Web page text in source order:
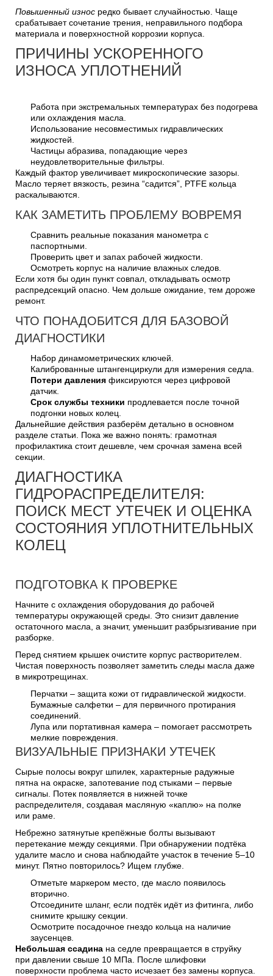
Повышенный износ редко бывает случайностью. Чаще
срабатывает сочетание трения, неправильного подбора
материала и поверхностной коррозии корпуса.
ПРИЧИНЫ УСКОРЕННОГО
ИЗНОСА УПЛОТНЕНИЙ
Работа при экстремальных температурах без подогрева
или охлаждения масла.
Использование несовместимых гидравлических
жидкостей.
Частицы абразива, попадающие через
неудовлетворительные фильтры.
Каждый фактор увеличивает микроскопические зазоры.
Масло теряет вязкость, резина “садится”, PTFE кольца
раскалываются.
КАК ЗАМЕТИТЬ ПРОБЛЕМУ ВОВРЕМЯ
Сравнить реальные показания манометра с
паспортными.
Проверить цвет и запах рабочей жидкости.
Осмотреть корпус на наличие влажных следов.
Если хотя бы один пункт совпал, откладывать осмотр
распредсекций опасно. Чем дольше ожидание, тем дороже
ремонт.
ЧТО ПОНАДОБИТСЯ ДЛЯ БАЗОВОЙ
ДИАГНОСТИКИ
Набор динамометрических ключей.
Калиброванные штангенциркули для измерения седла.
Потери давления фиксируются через цифровой
датчик.
Срок службы техники продлевается после точной
подгонки новых колец.
Дальнейшие действия разберём детально в основном
разделе статьи. Пока же важно понять: грамотная
профилактика стоит дешевле, чем срочная замена всей
секции.
ДИАГНОСТИКА
ГИДРОРАСПРЕДЕЛИТЕЛЯ:
ПОИСК МЕСТ УТЕЧЕК И ОЦЕНКА
СОСТОЯНИЯ УПЛОТНИТЕЛЬНЫХ
КОЛЕЦ
ПОДГОТОВКА К ПРОВЕРКЕ
Начните с охлаждения оборудования до рабочей
температуры окружающей среды. Это снизит давление
остаточного масла, а значит, уменьшит разбрызгивание при
разборке.
Перед снятием крышек очистите корпус растворителем.
Чистая поверхность позволяет заметить следы масла даже
в микротрещинах.
Перчатки – защита кожи от гидравлической жидкости.
Бумажные салфетки – для первичного протирания
соединений.
Лупа или портативная камера – помогает рассмотреть
мелкие повреждения.
ВИЗУАЛЬНЫЕ ПРИЗНАКИ УТЕЧЕК
Сырые полосы вокруг шпилек, характерные радужные
пятна на окраске, запотевание под стыками – первые
сигналы. Потек появляется в нижней точке
распределителя, создавая масляную «каплю» на полке
или раме.
Небрежно затянутые крепёжные болты вызывают
перетекание между секциями. При обнаружении подтёка
удалите масло и снова наблюдайте участок в течение 5–10
минут. Пятно повторилось? Ищем глубже.
Отметьте маркером место, где масло появилось
вторично.
Отсоедините шланг, если подтёк идёт из фитинга, либо
снимите крышку секции.
Осмотрите посадочное гнездо кольца на наличие
заусенцев.
Небольшая ссадина на седле превращается в струйку
при давлении свыше 10 МПа. После шлифовки
поверхности проблема часто исчезает без замены корпуса.